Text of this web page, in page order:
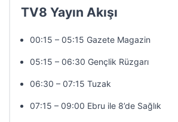
TV8 Yayın Akışı
00:15 – 05:15 Gazete Magazin
05:15 – 06:30 Gençlik Rüzgarı
06:30 – 07:15 Tuzak
07:15 – 09:00 Ebru ile 8’de Sağlık